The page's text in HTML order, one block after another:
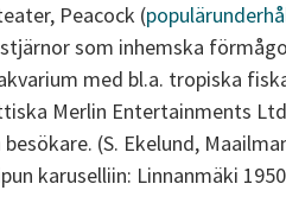
Peacock (
som inhemska
med bl.a. tropiska
Merlin Entertainments
(S. Ekelund,
karuselliin: Linnanmäki